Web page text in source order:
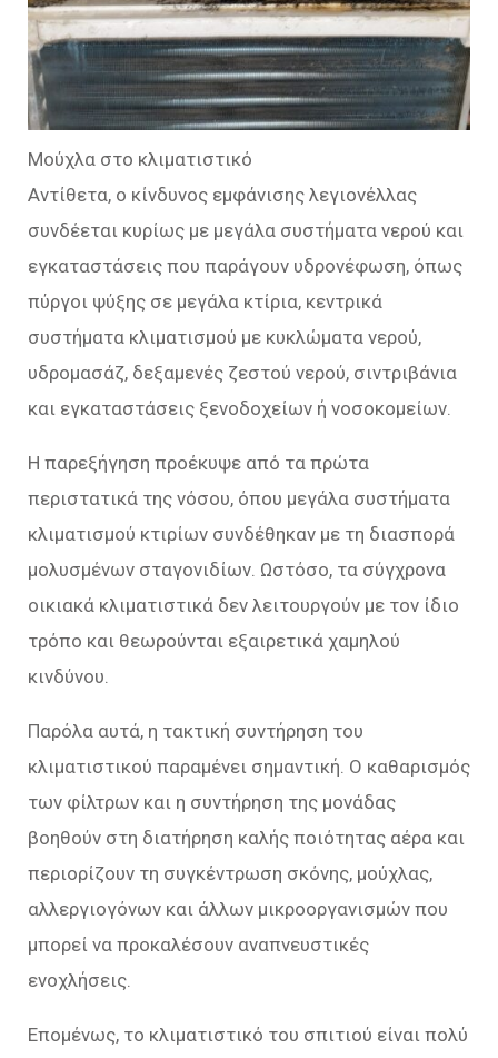
Μούχλα στο κλιματιστικό
Αντίθετα, ο κίνδυνος εμφάνισης λεγιονέλλας
συνδέεται κυρίως με μεγάλα συστήματα νερού και
εγκαταστάσεις που παράγουν υδρονέφωση, όπως
πύργοι ψύξης σε μεγάλα κτίρια, κεντρικά
συστήματα κλιματισμού με κυκλώματα νερού,
υδρομασάζ, δεξαμενές ζεστού νερού, σιντριβάνια
και εγκαταστάσεις ξενοδοχείων ή νοσοκομείων.
Η παρεξήγηση προέκυψε από τα πρώτα
περιστατικά της νόσου, όπου μεγάλα συστήματα
κλιματισμού κτιρίων συνδέθηκαν με τη διασπορά
μολυσμένων σταγονιδίων. Ωστόσο, τα σύγχρονα
οικιακά κλιματιστικά δεν λειτουργούν με τον ίδιο
τρόπο και θεωρούνται εξαιρετικά χαμηλού
κινδύνου.
Παρόλα αυτά, η τακτική συντήρηση του
κλιματιστικού παραμένει σημαντική. Ο καθαρισμός
των φίλτρων και η συντήρηση της μονάδας
βοηθούν στη διατήρηση καλής ποιότητας αέρα και
περιορίζουν τη συγκέντρωση σκόνης, μούχλας,
αλλεργιογόνων και άλλων μικροοργανισμών που
μπορεί να προκαλέσουν αναπνευστικές
ενοχλήσεις.
Επομένως, το κλιματιστικό του σπιτιού είναι πολύ